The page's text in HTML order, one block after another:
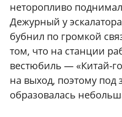
неторопливо
Дежурный у
бубнил по громкой
том, что на станции
вестюбиль — «Китай-
на выход, поэтому под
образовалась